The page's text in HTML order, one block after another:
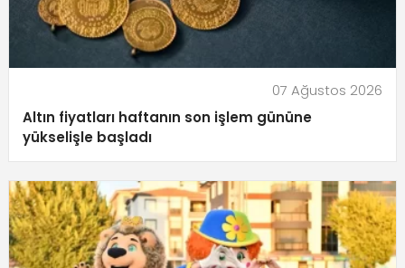
07 Ağustos 2026
Altın fiyatları haftanın son işlem gününe
yükselişle başladı